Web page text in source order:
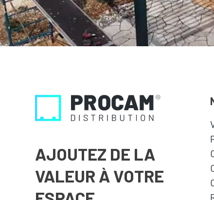
AJOUTEZ DE LA
VALEUR À VOTRE